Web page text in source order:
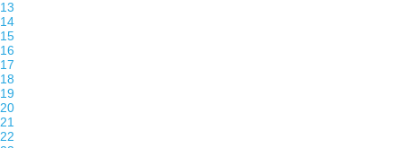
13
14
15
16
17
18
19
20
21
22